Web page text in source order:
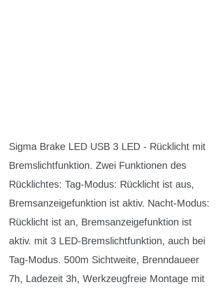
Sigma Brake LED USB 3 LED - Rücklicht mit
Bremslichtfunktion. Zwei Funktionen des
Rücklichtes: Tag-Modus: Rücklicht ist aus,
Bremsanzeigefunktion ist aktiv. Nacht-Modus:
Rücklicht ist an, Bremsanzeigefunktion ist
aktiv. mit 3 LED-Bremslichtfunktion, auch bei
Tag-Modus. 500m Sichtweite, Brenndaueer
7h, Ladezeit 3h, Werkzeugfreie Montage mit